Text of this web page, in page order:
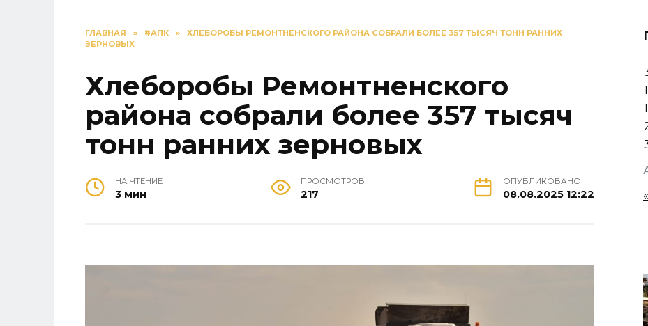
ГЛАВНАЯ » #АПК »
ХЛЕБОРОБЫ РЕМОНТНЕНСКОГО РАЙОНА СОБРАЛИ БОЛЕЕ 357 ТЫСЯЧ ТОНН РАННИХ
ЗЕРНОВЫХ
Хлеборобы Ремонтненского
района собрали более 357 тысяч
тонн ранних зерновых
НА ЧТЕНИЕ
3 мин
ПРОСМОТРОВ
217
ОПУБЛИКОВАНО
08.08.2025 12:22